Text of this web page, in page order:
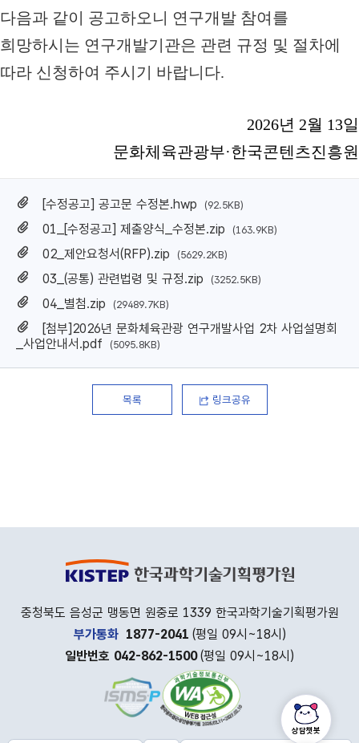
다음과 같이 공고하오니 연구개발 참여를
희망하시는 연구개발기관은 관련 규정 및 절차에
따라 신청하여 주시기 바랍니다.
2026년 2월 13일
문화체육관광부·한국콘텐츠진흥원
[수정공고] 공고문 수정본.hwp (92.5KB)
01_[수정공고] 제출양식_수정본.zip (163.9KB)
02_제안요청서(RFP).zip (5629.2KB)
03_(공통) 관련법령 및 규정.zip (3252.5KB)
04_별첨.zip (29489.7KB)
[첨부]2026년 문화체육관광 연구개발사업 2차 사업설명회
_사업안내서.pdf
(5095.8KB)
목록 링크공유
상담챗봇
충청북도 음성군 맹동면 원중로 1339 한국과학기술기획평가원
부가통화 1877-2041 (평일 09시~18시)
일반번호 042-862-1500 (평일 09시~18시)